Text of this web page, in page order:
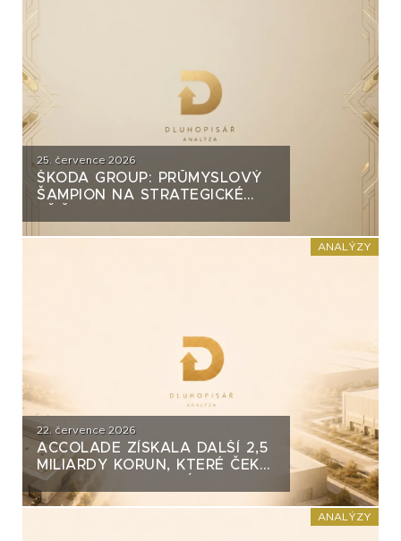
25. července 2026
ŠKODA GROUP: PRŮMYSLOVÝ
ŠAMPION NA STRATEGICKÉ
ANALÝZY
22. července 2026
ACCOLADE ZÍSKALA DALŠÍ 2,5
MILIARDY KORUN, KTERÉ ČEKÁ
V ROCE 2030 VELKÝ TEST. CO
ROZHODNE O JEJICH
ANALÝZY